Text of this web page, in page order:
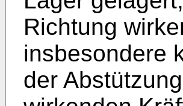
Richtung
insbesondere
der